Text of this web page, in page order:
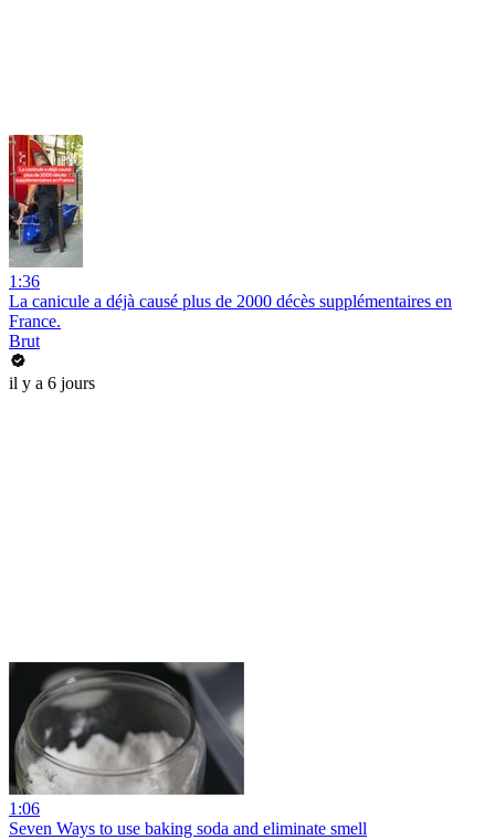
1:36
La canicule a déjà causé plus de 2000 décès supplémentaires en
France.
Brut
il y a 6 jours
1:06
Seven Ways to use baking soda and eliminate smell